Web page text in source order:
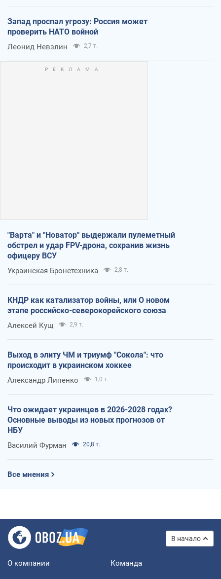
Запад проспал угрозу: Россия может
проверить НАТО войной
Леонид Невзлин 2,7 т.
"Варта" и "Новатор" выдержали пулеметный
обстрел и удар FPV-дрона, сохранив жизнь
офицеру ВСУ
Украинская Бронетехника 2,8 т.
КНДР как катализатор войны, или О новом
этапе российско-северокорейского союза
Алексей Кущ 2,9 т.
Выход в элиту ЧМ и триумф "Сокола": что
происходит в украинском хоккее
Александр Липенко 1,0 т.
Что ожидает украинцев в 2026-2028 годах?
Основные выводы из новых прогнозов от
НБУ
Василий Фурман 20,8 т.
Все мнения
В начало
О компании Команда